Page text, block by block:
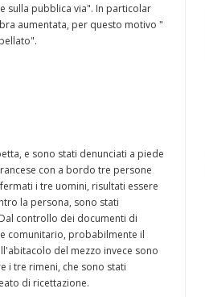
sulla pubblica via". In particolar
aumentata, per questo motivo "
e sono stati denunciati a piede
con a bordo tre persone
i tre uomini, risultati essere
la persona, sono stati
controllo dei documenti di
comunitario, probabilmente il
del mezzo invece sono
i tre rimeni, che sono stati
di ricettazione.